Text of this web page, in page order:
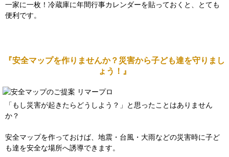
一家に一枚！冷蔵庫に年間行事カレンダーを貼っておくと、とても
便利です。
『安全マップを作りませんか？災害から子ども達を守りまし
ょう！』
「もし災害が起きたらどうしよう？」と思ったことはありません
か？
安全マップを作っておけば、地震・台風・大雨などの災害時に子ど
も達を安全な場所へ誘導できます。